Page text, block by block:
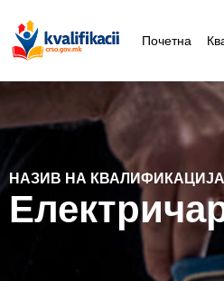
Почетна
НАЗИВ НА